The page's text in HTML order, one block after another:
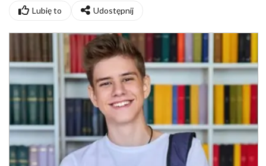
Lubię to Udostępnij